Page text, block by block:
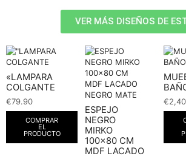
VER MÁS DISEÑOS DE
«LAMPARA
COLGANTE
€79.90
COMPRAR
EL
PRODUCTO
ESPEJO
NEGRO
MIRKO
100×80 CM
MDF LACADO
€